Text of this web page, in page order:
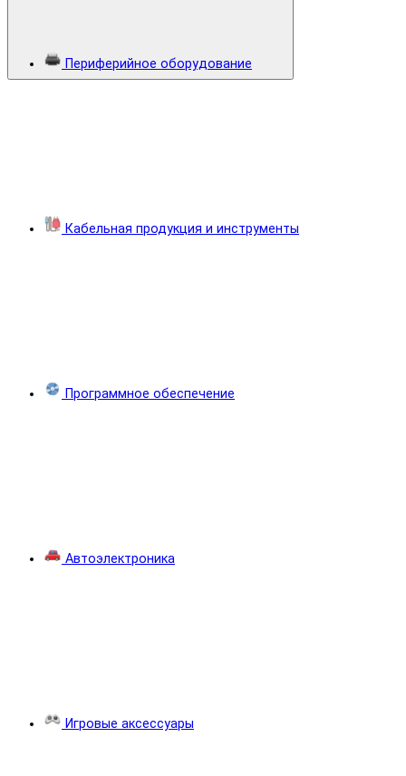
Периферийное оборудование
Кабельная продукция и инструменты
Программное обеспечение
Автоэлектроника
Игровые аксессуары